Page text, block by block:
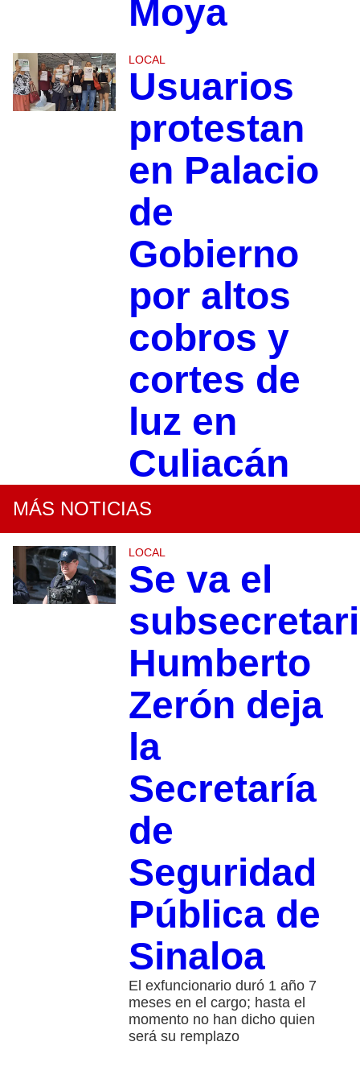
Moya
LOCAL
Usuarios
protestan
en Palacio
de
Gobierno
por altos
cobros y
cortes de
luz en
Culiacán
MÁS NOTICIAS
LOCAL
Se va el
Humberto
Zerón deja
la
Secretaría
de
Seguridad
Pública de
Sinaloa
El exfuncionario duró 1 año 7
meses en el cargo; hasta el
momento no han dicho quien
será su remplazo